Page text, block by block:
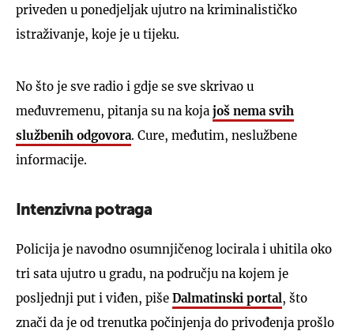
priveden u ponedjeljak ujutro na kriminalističko
istraživanje, koje je u tijeku.
No što je sve radio i gdje se sve skrivao u
međuvremenu, pitanja su na koja još nema svih
službenih odgovora. Cure, međutim, neslužbene
informacije.
Intenzivna potraga
Policija je navodno osumnjičenog locirala i uhitila oko
tri sata ujutro u gradu, na području na kojem je
posljednji put i viđen, piše Dalmatinski portal, što
znači da je od trenutka počinjenja do privođenja prošlo